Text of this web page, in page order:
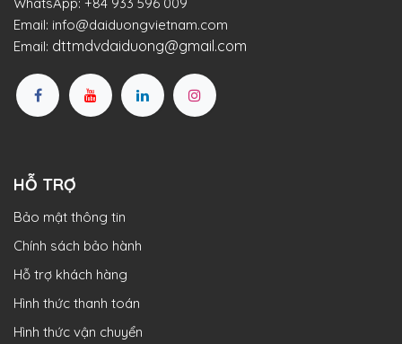
Email: info@daiduongvietnam.com
Email: dttmdvdaiduong@gmail.com
HỖ TRỢ
Bảo mật thông tin
Chính sách bảo hành
Hỗ trợ khách hàng
Hình thức thanh toán
Hình thức vận chuyển